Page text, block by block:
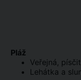
Pláž
Veřejná,
Lehátka a